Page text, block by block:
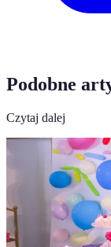
Podobne
Czytaj dalej